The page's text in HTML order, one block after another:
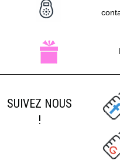
SUIVEZ NOUS
!